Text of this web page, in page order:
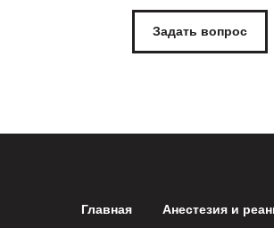
Задать вопрос
Главная Анестезия и